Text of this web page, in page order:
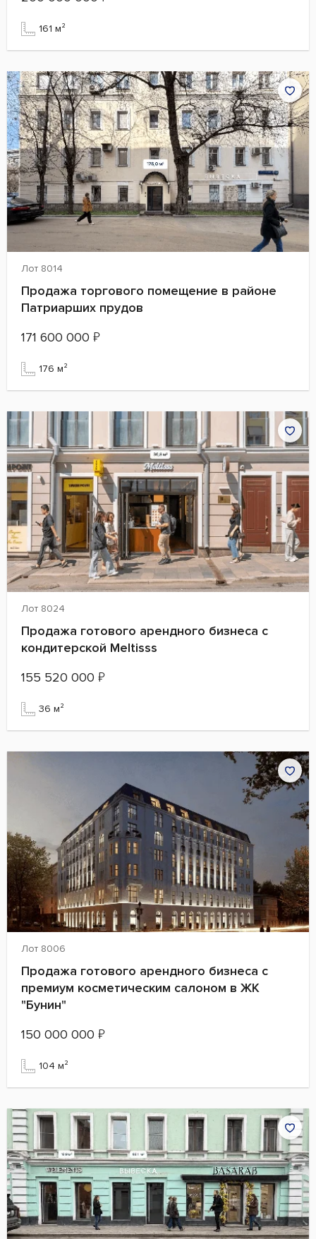
161 м²
Лот 8014
Продажа торгового помещение в районе
Патриарших прудов
171 600 000 ₽
176 м²
Лот 8024
Продажа готового арендного бизнеса с
кондитерской Meltisss
155 520 000 ₽
36 м²
Лот 8006
Продажа готового арендного бизнеса с
премиум косметическим салоном в ЖК
"Бунин"
150 000 000 ₽
104 м²